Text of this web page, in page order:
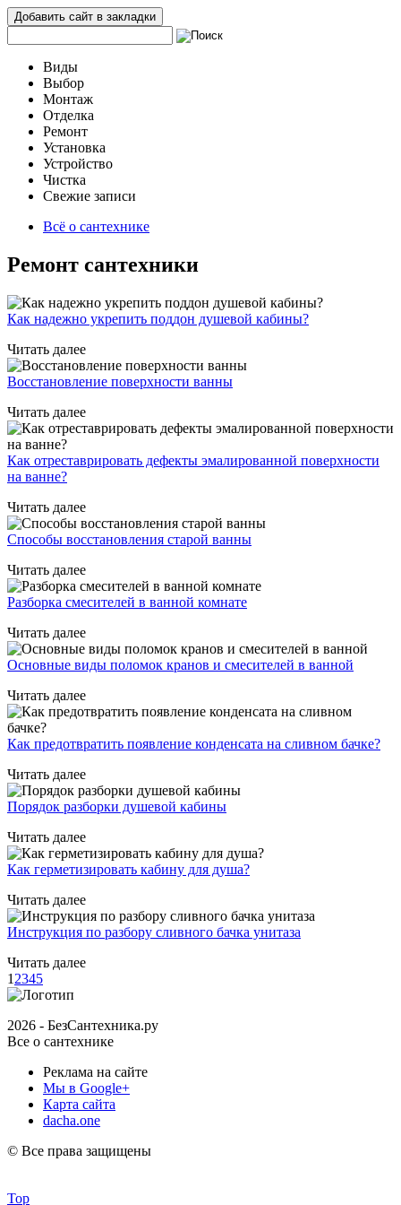
Добавить сайт в закладки
Виды
Выбор
Монтаж
Отделка
Ремонт
Установка
Устройство
Чистка
Свежие записи
Всё о сантехнике
Ремонт сантехники
Как надежно укрепить поддон душевой кабины?
Читать далее
Восстановление поверхности ванны
Читать далее
Как отреставрировать дефекты эмалированной поверхности
на ванне?
Читать далее
Способы восстановления старой ванны
Читать далее
Разборка смесителей в ванной комнате
Читать далее
Основные виды поломок кранов и смесителей в ванной
Читать далее
Как предотвратить появление конденсата на сливном бачке?
Читать далее
Порядок разборки душевой кабины
Читать далее
Как герметизировать кабину для душа?
Читать далее
Инструкция по разбору сливного бачка унитаза
Читать далее
1 2345
2026 - БезСантехника.ру
Все о сантехнике
Реклама на сайте
Мы в Google+
Карта сайта
dacha.one
© Все права защищены
Top